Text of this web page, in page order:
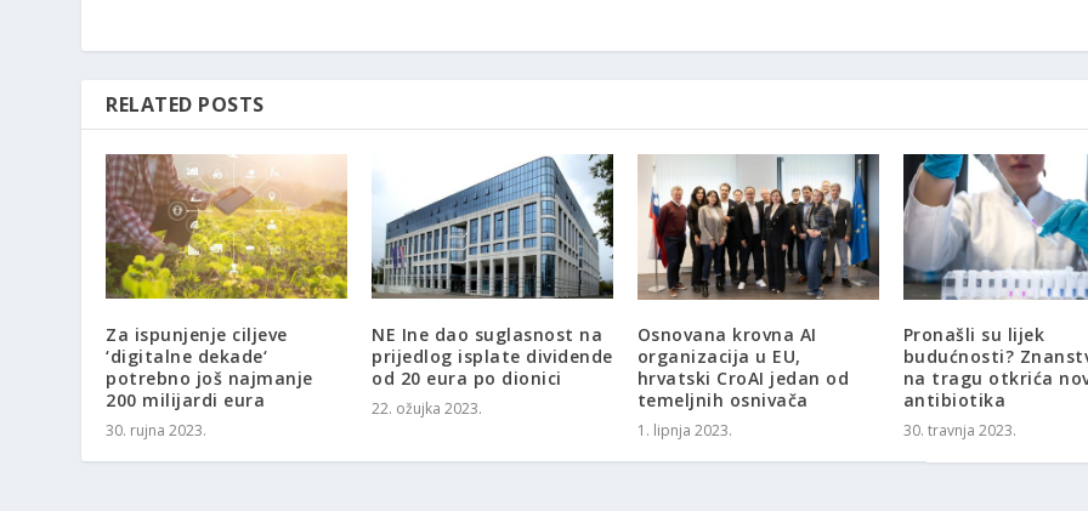
RELATED POSTS
Za ispunjenje ciljeve
‘digitalne dekade‘
potrebno još najmanje
200 milijardi eura
30. rujna 2023.
NE Ine dao suglasnost na
prijedlog isplate dividende
od 20 eura po dionici
22. ožujka 2023.
Osnovana krovna AI
organizacija u EU,
hrvatski CroAI jedan od
temeljnih osnivača
1. lipnja 2023.
Pronašli su lijek
budućnosti?
na tragu otkrića
antibiotika
30. travnja 2023.